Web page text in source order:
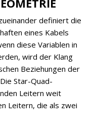
definiert die
eines Kabels
diese Variablen in
wird der Klang
Beziehungen der
Star-Quad-
Leitern weit
Leitern, die als zwei